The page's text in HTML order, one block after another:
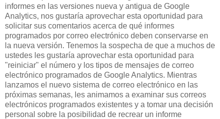
informes en las versiones nueva y antigua de Google
Analytics, nos gustaría aprovechar esta oportunidad para
solicitar sus comentarios acerca de qué informes
programados por correo electrónico deben conservarse en
la nueva versión. Tenemos la sospecha de que a muchos de
ustedes les gustaría aprovechar esta oportunidad para
"reiniciar" el número y los tipos de mensajes de correo
electrónico programados de Google Analytics. Mientras
lanzamos el nuevo sistema de correo electrónico en las
próximas semanas, les animamos a examinar sus correos
electrónicos programados existentes y a tomar una decisión
personal sobre la posibilidad de recrear un informe